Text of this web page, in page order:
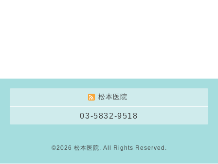
松本医院
03-5832-9518
©2026 松本医院. All Rights Reserved.